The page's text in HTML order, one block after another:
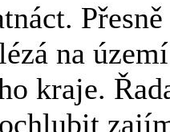
na území
kraje.